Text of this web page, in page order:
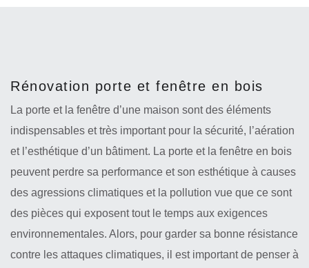
Rénovation porte et fenêtre en bois
La porte et la fenêtre d’une maison sont des éléments
indispensables et très important pour la sécurité, l’aération
et l’esthétique d’un bâtiment. La porte et la fenêtre en bois
peuvent perdre sa performance et son esthétique à causes
des agressions climatiques et la pollution vue que ce sont
des pièces qui exposent tout le temps aux exigences
environnementales. Alors, pour garder sa bonne résistance
contre les attaques climatiques, il est important de penser à